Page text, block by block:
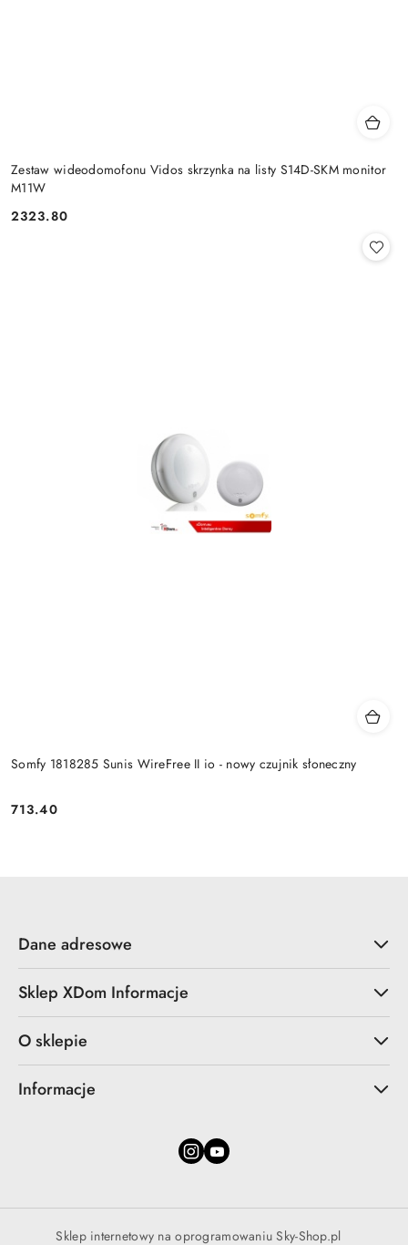
Zestaw wideodomofonu Vidos skrzynka na listy S14D-SKM monitor
M11W
Cena:
2323.80
Somfy 1818285 Sunis WireFree II io - nowy czujnik słoneczny
Cena:
713.40
Dane adresowe
Sklep XDom Informacje
O sklepie
Informacje
Sklep internetowy na oprogramowaniu Sky-Shop.pl